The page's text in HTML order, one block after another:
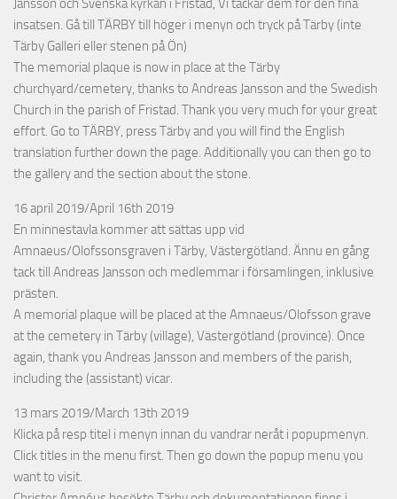
Jansson och Svenska kyrkan i Fristad, Vi tackar dem för den fina
insatsen. Gå till TÄRBY till höger i menyn och tryck på Tärby (inte
Tärby Galleri eller stenen på Ön)
The memorial plaque is now in place at the Tärby
churchyard/cemetery, thanks to Andreas Jansson and the Swedish
Church in the parish of Fristad. Thank you very much for your great
effort. Go to TÄRBY, press Tärby and you will find the English
translation further down the page. Additionally you can then go to
the gallery and the section about the stone.
16 april 2019/April 16th 2019
En minnestavla kommer att sättas upp vid
Amnaeus/Olofssonsgraven i Tärby, Västergötland. Ännu en gång
tack till Andreas Jansson och medlemmar i församlingen, inklusive
prästen.
A memorial plaque will be placed at the Amnaeus/Olofsson grave
at the cemetery in Tärby (village), Västergötland (province). Once
again, thank you Andreas Jansson and members of the parish,
including the (assistant) vicar.
13 mars 2019/March 13th 2019
Klicka på resp titel i menyn innan du vandrar neråt i popupmenyn.
Click titles in the menu first. Then go down the popup menu you
want to visit.